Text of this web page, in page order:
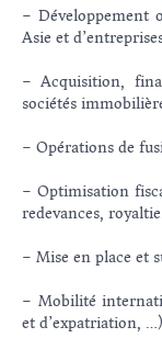
– Développement
Asie et
– Acquisition,
sociétés
– Opérations de
– Optimisation
redevances,
– Mise en place et
– Mobilité
et d’expatriation,